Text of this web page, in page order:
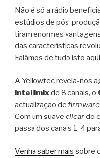
Não é só a rádio
estúdios de pós-
tiram enormes
das características
Falámos de tudo isto aqui
A Yellowtec revela-nos
intellimixde 8 canais, o
actualização de firmware
Com um suave clicardo
passa dos canais 1-4
Venha saber mais sobre o